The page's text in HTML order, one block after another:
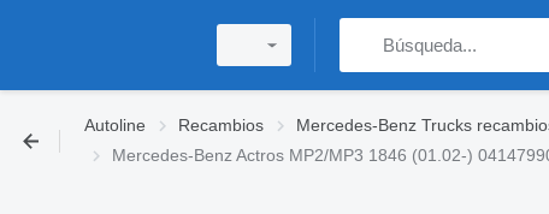
Autoline Recambios Mercedes-Benz Trucks
Mercedes-Benz Actros MP2/MP3 1846 (01.02-)